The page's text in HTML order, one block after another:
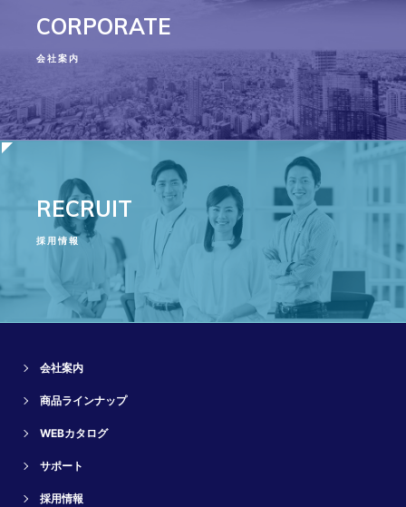
CORPORATE
会社案内
RECRUIT
採用情報
会社案内
商品ラインナップ
WEBカタログ
サポート
採用情報